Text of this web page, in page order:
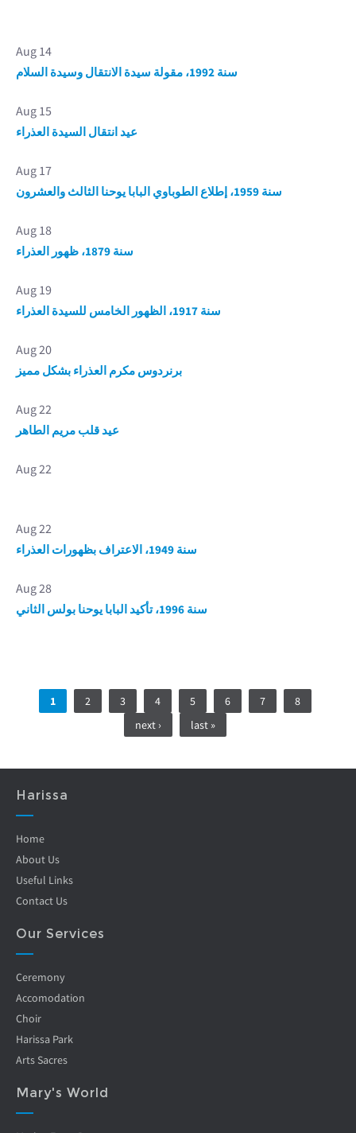
Aug 14
سنة 1992، مقولة سيدة الانتقال وسيدة السلام
Aug 15
عيد انتقال السيدة العذراء
Aug 17
سنة 1959، إطلاع الطوباوي البابا يوحنا الثالث والعشرون
Aug 18
سنة 1879، ظهور العذراء
Aug 19
سنة 1917، الظهور الخامس للسيدة العذراء
Aug 20
برنردوس مكرم العذراء بشكل مميز
Aug 22
عيد قلب مريم الطاهر
Aug 22
Aug 22
سنة 1949، الاعتراف بظهورات العذراء
Aug 28
سنة 1996، تأكيد البابا يوحنا بولس الثاني
Pages
1 2 3 4 5 6 7
8
next ›
last »
Harissa
Home
About Us
Useful Links
Contact Us
Our Services
Ceremony
Accomodation
Choir
Harissa Park
Arts Sacres
Mary's World